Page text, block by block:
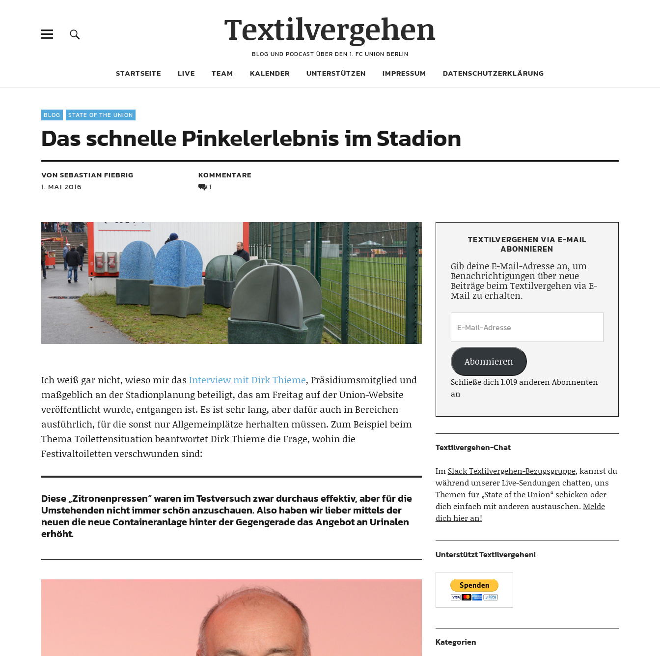
Textilvergehen
BLOG UND PODCAST ÜBER DEN 1. FC UNION BERLIN
STARTSEITE LIVE TEAM KALENDER UNTERSTÜTZEN IMPRESSUM DATENSCHUTZERKLÄRUNG
BLOG STATE OF THE UNION
Das schnelle Pinkelerlebnis im Stadion
VON SEBASTIAN FIEBRIG
1. MAI 2016
KOMMENTARE
1
Ich weiß gar nicht, wieso mir dasInterview mit Dirk Thieme, Präsidiumsmitglied und
maßgeblich an der Stadionplanung beteiligt, das am Freitag auf der Union-Website
veröffentlicht wurde, entgangen ist. Es ist sehr lang, aber dafür auch in Bereichen
ausführlich, für die sonst nur Allgemeinplätze herhalten müssen. Zum Beispiel beim
Thema Toilettensituation beantwortet Dirk Thieme die Frage, wohin die
Festivaltoiletten verschwunden sind:
Diese „Zitronenpressen“ waren im Testversuch zwar durchaus effektiv, aber für die
Umstehenden nicht immer schön anzuschauen. Also haben wir lieber mittels der
neuen die neue Containeranlage hinter der Gegengerade das Angebot an Urinalen
erhöht.
TEXTILVERGEHEN VIA E-MAIL
ABONNIEREN
Gib deine E-Mail-Adresse an, um
Benachrichtigungen über neue
Beiträge beim Textilvergehen via E-
Mail zu erhalten.
Abonnieren
Schließe dich 1.019 anderen Abonnenten
an
Textilvergehen-Chat
Im Slack Textilvergehen-Bezugsgruppe, kannst du
während unserer Live-Sendungen chatten, uns
Themen für „State of the Union“ schicken oder
dich einfach mit anderen austauschen.Melde
dich hier an!
Unterstützt Textilvergehen!
Kategorien